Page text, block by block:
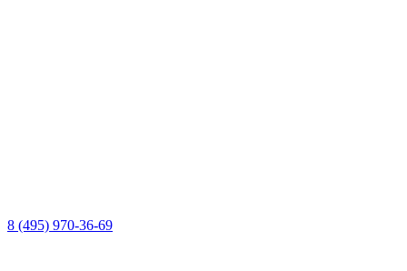
8 (495) 970-36-69